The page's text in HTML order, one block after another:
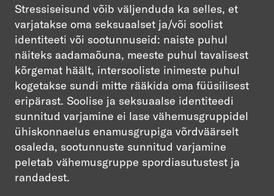
Stressiseisund võib väljenduda ka selles, et
varjatakse oma seksuaalset ja/või soolist
identiteeti või sootunnuseid: naiste puhul
näiteks aadamaõuna, meeste puhul tavalisest
kõrgemat häält, intersooliste inimeste puhul
kogetakse sundi mitte rääkida oma füüsilisest
eripärast. Soolise ja seksuaalse identiteedi
sunnitud varjamine ei lase vähemusgruppidel
ühiskonnaelus enamusgrupiga võrdväärselt
osaleda, sootunnuste sunnitud varjamine
peletab vähemusgruppe spordiasutustest ja
randadest.